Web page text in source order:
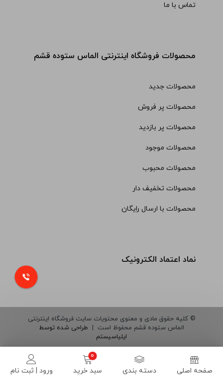
صفحه اصلی دسته بندی سبد خرید ورود | ثبت نام
تماس با ما
محصولات فروشگاه اینترنتی الماس ستوده قشم
محصولات جدید
محصولات پر فروش
محصولات پر بازدید
محصولات موجود
محصولات محبوب
محصولات تخفیف دار
محصولات با ارسال رایگان
نماد اعتماد الکترونیک
© کلیه حقوق مادی و معنوی محتویات سایت فروشگاه اینترنتی
الماس ستوده قشم محفوظ است | طراحی شده توسط
ایلیاسیستم